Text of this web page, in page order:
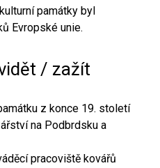
památky byl
Evropské unie.
/ zažít
z konce 19. století
na Podbrdsku a
pracoviště kovářů